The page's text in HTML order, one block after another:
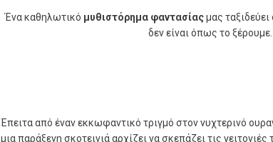
Ένα καθηλωτικό μυθιστόρημα φαντασίαςμας ταξιδεύει
δεν είναι όπως το ξέρουμε.
Έπειτα από έναν εκκωφαντικό τριγµό στον νυχτερινό
µια παράξενη σκοτεινιά αρχίζει να σκεπάζει τις